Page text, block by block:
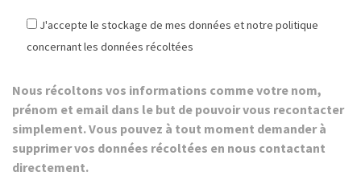
J'accepte le stockage de mes données et notre politique
concernant les données récoltées
Nous récoltons vos informations comme votre nom,
prénom et email dans le but de pouvoir vous recontacter
simplement. Vous pouvez à tout moment demander à
supprimer vos données récoltées en nous contactant
directement.